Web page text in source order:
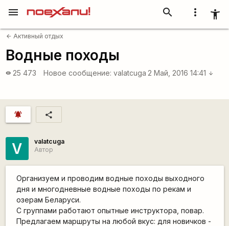
more_vert accessibility_new
search
menu
arrow_back Активный отдых
Водные походы
visibility 25 473 Новое сообщение: valatcuga 2 Май, 2016 14:41 arrow_downward
notifications_active share
V
valatcuga
Автор
Организуем и проводим водные походы выходного
дня и многодневные водные походы по рекам и
озерам Беларуси.
С группами работают опытные инструктора, повар.
Предлагаем маршруты на любой вкус: для новичков -